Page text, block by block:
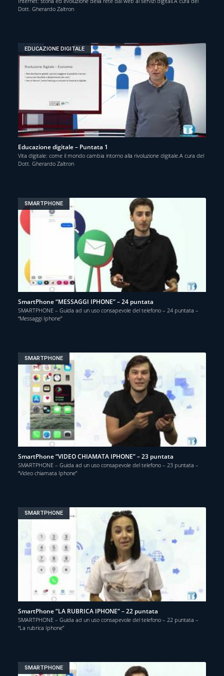
Dott. Gherardo Zaltron
EDUCAZIONE DIGITALE
Educazione digitale – Puntata 1
Vita digitale: come il mondo cambia intorno alla rivoluzione digitale.A cura del
Dott. Gherardo Zaltron
SMARTPHONE
SmartPhone “MESSAGGI IPHONE” – 24 puntata
SMARTPHONE – Guida ad un uso consapevole del telefono – 24 puntata –
“Messaggi Iphone”
SMARTPHONE
SmartPhone “VIDEO CHIAMATA IPHONE” – 23 puntata
SMARTPHONE – Guida ad un uso consapevole del telefono – 23 puntata –
“Video chiamata Iphone”
SMARTPHONE
SmartPhone “LA RUBRICA IPHONE” – 22 puntata
SMARTPHONE – Guida ad un uso consapevole del telefono – 22 puntata –
“La rubrica Iphone”
SMARTPHONE